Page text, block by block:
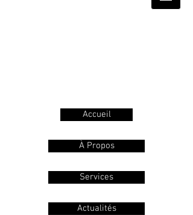
Accueil
À Propos
Services
Actualités